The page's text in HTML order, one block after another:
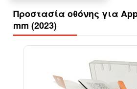
Προστασία οθόνης για
mm (2023)